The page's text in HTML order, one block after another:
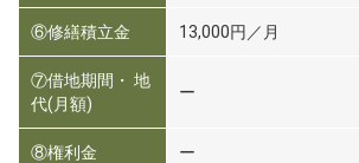
⑥修繕積立金 13,000円／月
⑦借地期間・ 地
代(月額)
ー
⑧権利金 ー